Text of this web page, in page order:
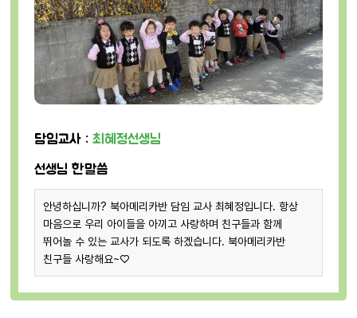
담임교사 :최혜정선생님
선생님 한말씀
안녕하십니까? 북아메리카반 담임 교사 최혜정입니다. 항상
마음으로 우리 아이들을 아끼고 사랑하며 친구들과 함께
뛰어놀 수 있는 교사가 되도록 하겠습니다. 북아메리카반
친구들 사랑해요~♡